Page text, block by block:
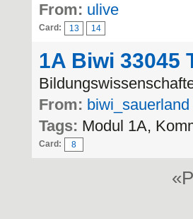
From: ulive
Card: 13 14
1A Biwi 33045
From: biwi_sauerland
Tags: Modul 1A,
Card: 8